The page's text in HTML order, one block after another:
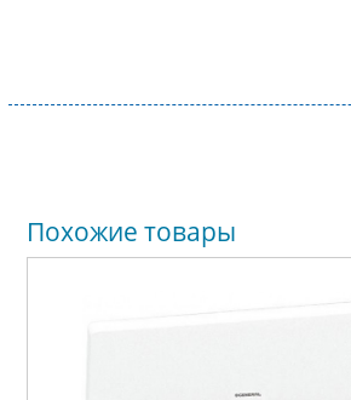
Похожие товары